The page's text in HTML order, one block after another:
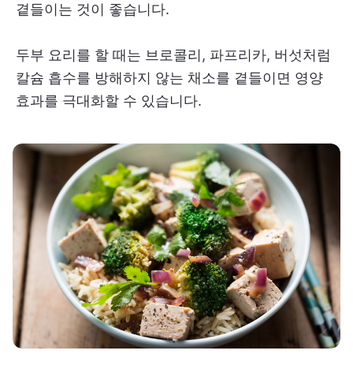
곁들이는 것이 좋습니다.
두부 요리를 할 때는 브로콜리, 파프리카, 버섯처럼
칼슘 흡수를 방해하지 않는 채소를 곁들이면 영양
효과를 극대화할 수 있습니다.